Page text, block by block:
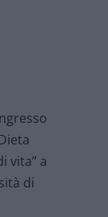
vita” a
di